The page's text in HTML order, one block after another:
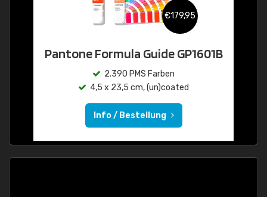
€179,95
Pantone Formula Guide GP1601B
2.390 PMS Farben
4,5 x 23,5 cm, (un)coated
Info / Bestellung